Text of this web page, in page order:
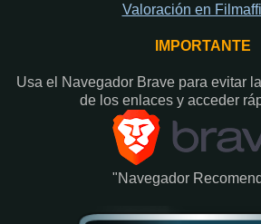
Valoración en
IMPORTANTE
Usa el Navegador Brave para evitar
de los enlaces y acceder
"Navegador